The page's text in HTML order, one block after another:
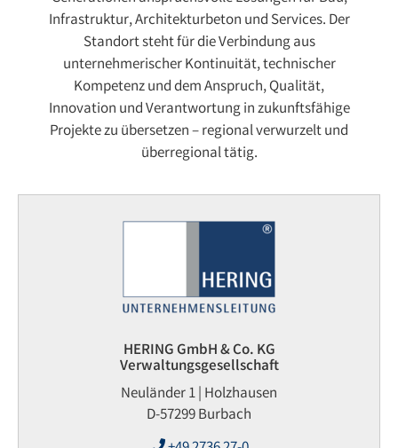
Infrastruktur, Architekturbeton und Services. Der
Standort steht für die Verbindung aus
unternehmerischer Kontinuität, technischer
Kompetenz und dem Anspruch, Qualität,
Innovation und Verantwortung in zukunftsfähige
Projekte zu übersetzen – regional verwurzelt und
überregional tätig.
HERING GmbH & Co. KG
Verwaltungsgesellschaft
Neuländer 1 | Holzhausen
D-57299 Burbach